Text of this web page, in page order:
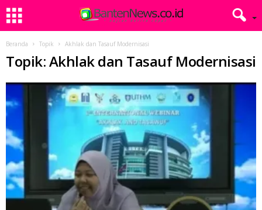
Beranda Topik Akhlak dan Tasauf Modernisasi
Topik: Akhlak dan Tasauf Modernisasi